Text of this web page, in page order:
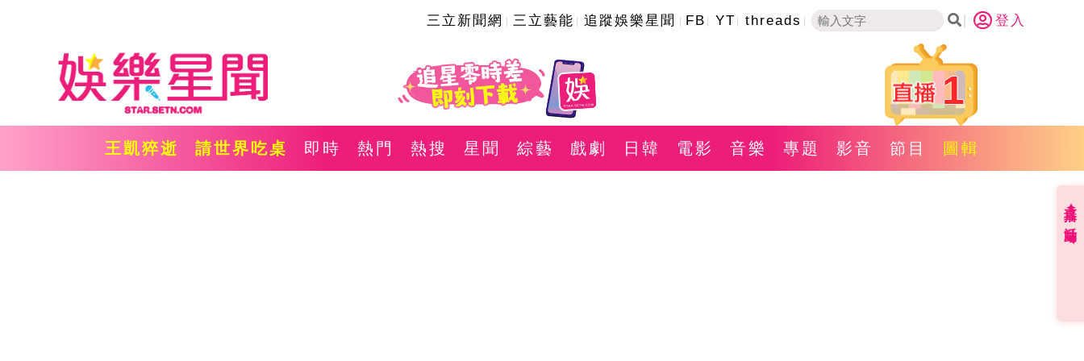
三立新聞網 三立藝能 追蹤娛樂星聞 FB YT threads 登入
1
王凱猝逝 請世界吃桌 即時 熱門 熱搜 星聞 綜藝 戲劇 日韓 電影 音樂 專題 影音 節目 圖輯
直播✦活動